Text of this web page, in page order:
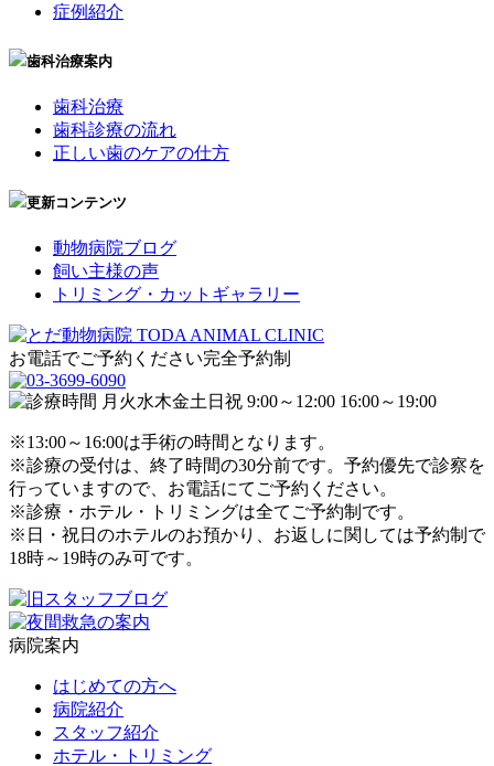
症例紹介
歯科治療案内
歯科治療
歯科診療の流れ
正しい歯のケアの仕方
更新コンテンツ
動物病院ブログ
飼い主様の声
トリミング・カットギャラリー
お電話でご予約ください完全予約制
※13:00～16:00は手術の時間となります。
※診療の受付は、終了時間の30分前です。予約優先で診察を
行っていますので、お電話にてご予約ください。
※診療・ホテル・トリミングは全てご予約制です。
※日・祝日のホテルのお預かり、お返しに関しては予約制で
18時～19時のみ可です。
病院案内
はじめての方へ
病院紹介
スタッフ紹介
ホテル・トリミング